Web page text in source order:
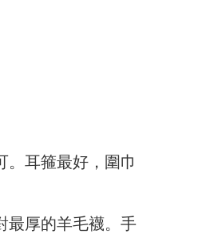
。耳箍最好，圍巾
最厚的羊毛襪。手